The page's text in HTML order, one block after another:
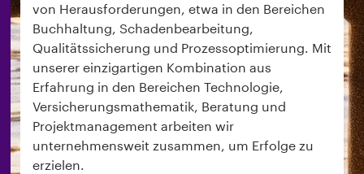
von Herausforderungen, etwa in den Bereichen
Buchhaltung, Schadenbearbeitung,
Qualitätssicherung und Prozessoptimierung. Mit
unserer einzigartigen Kombination aus
Erfahrung in den Bereichen Technologie,
Versicherungsmathematik, Beratung und
Projektmanagement arbeiten wir
unternehmensweit zusammen, um Erfolge zu
erzielen.